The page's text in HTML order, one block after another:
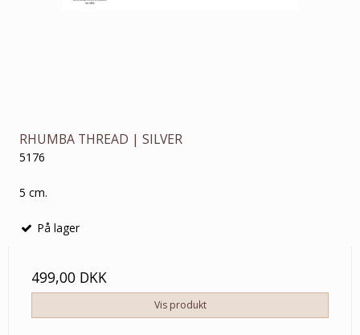
RHUMBA THREAD | SILVER
5176
5 cm.
På lager
499,00 DKK
Vis produkt